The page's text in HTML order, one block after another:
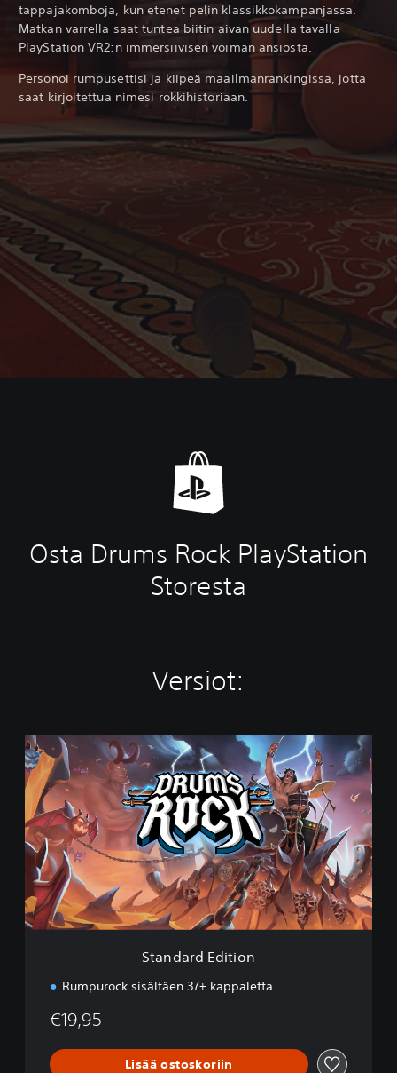
tappajakomboja, kun etenet pelin klassikkokampanjassa.
Matkan varrella saat tuntea biitin aivan uudella tavalla
PlayStation VR2:n immersiivisen voiman ansiosta.
Personoi rumpusettisi ja kiipeä maailmanrankingissa, jotta
saat kirjoitettua nimesi rokkihistoriaan.
Osta Drums Rock PlayStation
Storesta
Versiot:
S
t
a
n
a
r
d
i
t
Standard Edition
Rumpurock sisältäen 37+ kappaletta.
€19,95
Lisää ostoskoriin